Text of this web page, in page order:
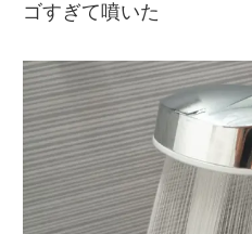
ゴすぎて噴いた